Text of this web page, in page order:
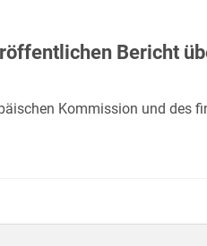
Bericht
Kommission und des